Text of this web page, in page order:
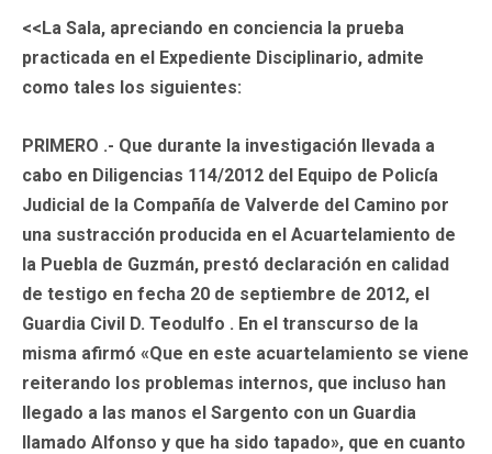
<<La Sala, apreciando en conciencia la prueba
practicada en el Expediente Disciplinario, admite
como tales los siguientes:
PRIMERO .- Que durante la investigación llevada a
cabo en Diligencias 114/2012 del Equipo de Policía
Judicial de la Compañía de Valverde del Camino por
una sustracción producida en el Acuartelamiento de
la Puebla de Guzmán, prestó declaración en calidad
de testigo en fecha 20 de septiembre de 2012, el
Guardia Civil D. Teodulfo . En el transcurso de la
misma afirmó «Que en este acuartelamiento se viene
reiterando los problemas internos, que incluso han
llegado a las manos el Sargento con un Guardia
llamado Alfonso y que ha sido tapado», que en cuanto